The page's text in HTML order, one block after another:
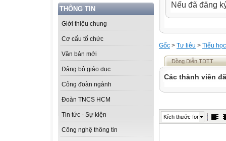
THÔNG TIN
Giới thiệu chung
Cơ cấu tổ chức
Văn bản mới
Đảng bộ giáo dục
Công đoàn ngành
Đoàn TNCS HCM
Tin tức - Sự kiện
Công nghệ thông tin
Nếu đã đăng
Gốc > Tư liệu > Tiểu học
Đồng Diễn TDTT
Các thành viên
Kích thước font